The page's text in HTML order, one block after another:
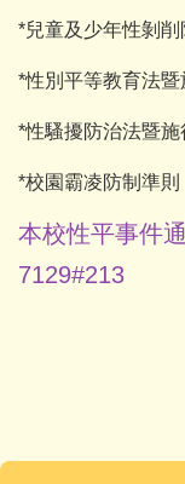
*兒童及少年性剝
*性別平等教育法暨
*性騷擾防治法暨施
*校園霸凌防制準則
本校性平事件
7129#213